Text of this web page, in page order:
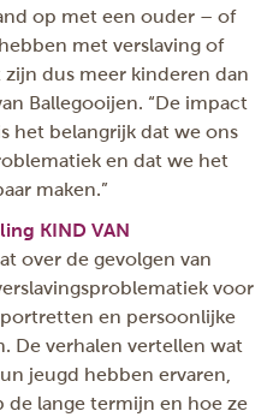
op met een ouder – of
met verslaving of
dus meer kinderen dan
Ballegooijen. “De impact
het belangrijk dat we ons
en dat we het
maken.”
KIND VAN
over de gevolgen van
voor
en persoonlijke
De verhalen vertellen wat
jeugd hebben ervaren,
lange termijn en hoe ze